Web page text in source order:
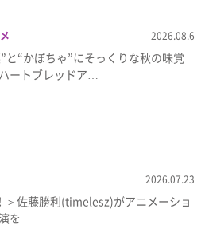
2026.08.6
と“かぼちゃ”にそっくりな秋の味覚
ートブレッドア…
2026.07.23
＞佐藤勝利(timelesz)がアニメーショ
を…